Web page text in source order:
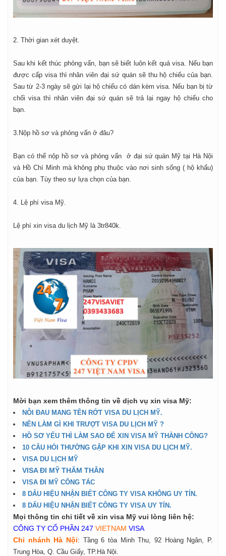
2. Thời gian xét duyệt.
Sau khi kết thúc phỏng vấn, bạn sẽ biết luôn kết quả visa. Nếu bạn
được cấp visa thì nhân viên đại sứ quán sẽ thu hộ chiếu của bạn.
Sau từ 2-3 ngày sẽ gửi lại hộ chiếu có dán kèm visa. Nếu bạn bị từ
chối visa thì nhân viên đại sứ quán sẽ trả lại ngay hộ chiếu cho
bạn.
3.Nộp hồ sơ và phỏng vấn ở đâu?
Bạn có thể nộp hồ sơ và phỏng vấn ở đại sứ quán Mỹ tại Hà Nội
và Hồ Chí Minh mà không phụ thuộc vào nơi sinh sống ( hộ khẩu)
của bạn. Tùy theo sự lựa chọn của bạn.
4. Lệ phí visa Mỹ.
Lệ phí xin visa du lịch Mỹ là 3tr840k.
Mời bạn xem thêm thông tin về dịch vụ xin visa Mỹ:
NỖI ĐAU MANG TÊN RỚT VISA DU LỊCH MỸ.
NÊN LÀM GÌ KHI TRƯỢT VISA DU LỊCH MỸ ?
HỒ SƠ YẾU THÌ LÀM SAO ĐỂ XIN VISA MỸ THÀNH CÔNG?
10 CÂU HỎI THƯỜNG GẶP KHI XIN VISA DU LỊCH MỸ.
VISA DU LỊCH MỸ
VISA ĐI MỸ THĂM THÂN
VISA ĐI MỸ CÔNG TÁC
8 DẤU HIỆU NHẬN BIẾT CÔNG TY VISA KHÔNG UY TÍN.
8 DẤU HIỆU NHẬN BIẾT CÔNG TY VISA UY TÍN.
Mọi thông tin chi tiết về xin visa Mỹ vui lòng liên hệ:
CÔNG TY CỔ PHẦN 247 VIETNAM VISA
Chi nhánh Hà Nội: Tầng 6 tòa Minh Thu, 92 Hoàng Ngân, P.
Trung Hòa, Q. Cầu Giấy, TP.Hà Nội.